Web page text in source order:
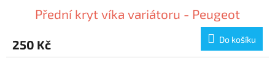
Přední kryt víka variátoru - Peugeot
250 Kč Do košíku